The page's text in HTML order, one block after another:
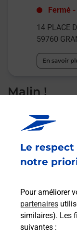
Le
notre
Pour améliorer
partenaires
similaires). Les
suivantes :
Fermé -
14 PLACE
59760
En savoir
Malin !
La Poste
en ligne
Ouvert